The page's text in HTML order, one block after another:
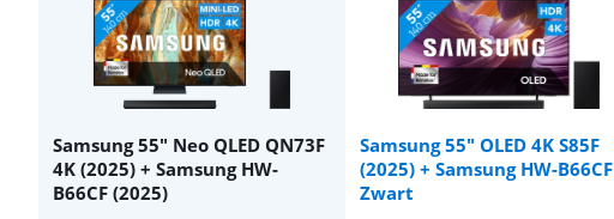
Samsung 55" Neo QLED QN73F
4K (2025) + Samsung HW-
B66CF (2025)
Samsung 55" OLED 4K S85F
(2025) + Samsung HW-B66CF
Zwart